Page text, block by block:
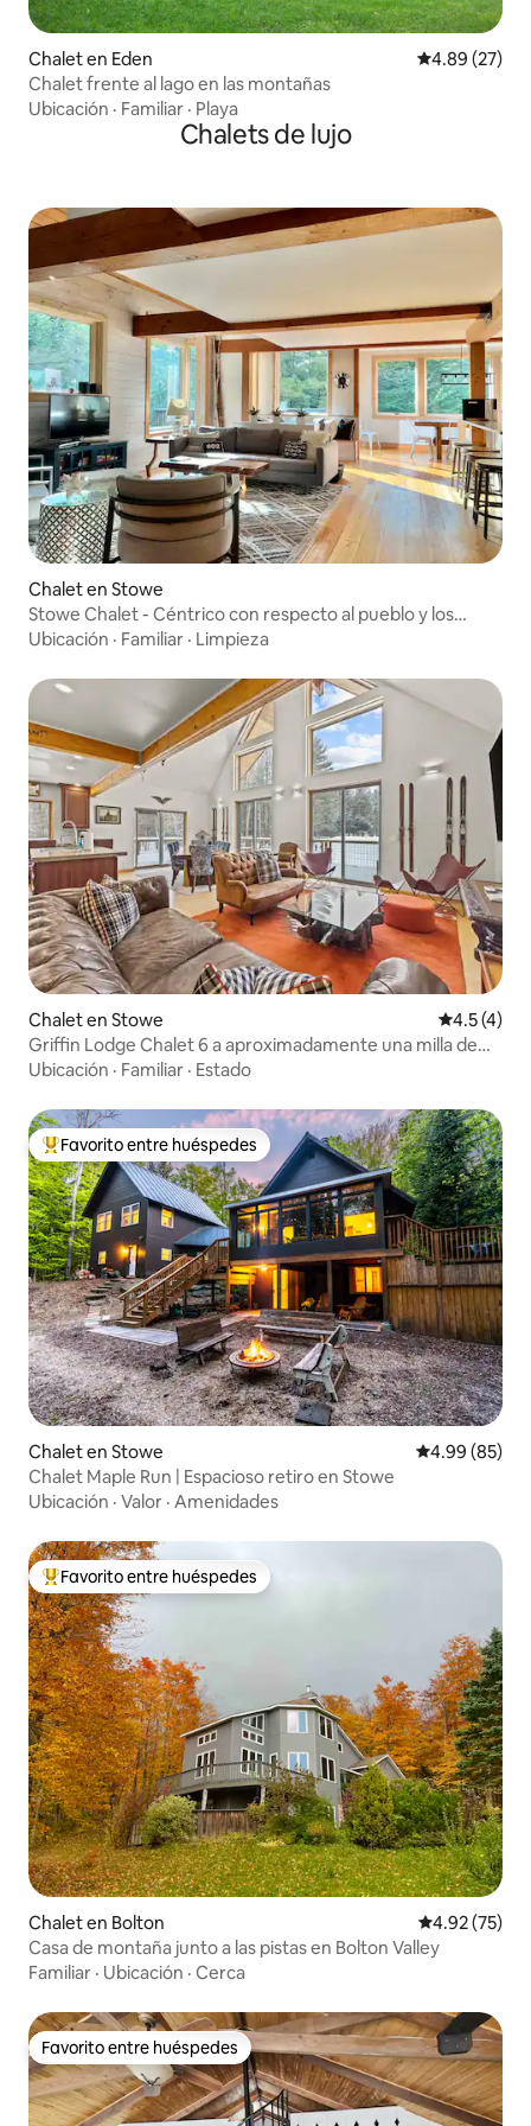
Chalet en Eden Calificación
4.89 (27)
Chalet frente al lago en las montañas
Ubicación · Familiar · Playa
Chalets de lujo
Chalet en Stowe
Stowe Chalet - Céntrico con respecto al pueblo y los
senderos
Ubicación · Familiar · Limpieza
Chalet en Stowe
4.5 (4)
Griffin Lodge Chalet 6 a aproximadamente una milla de
Stowe Res
Ubicación · Familiar · Estado
De los mejores en Favorito entre huéspedes
Favorito entre huéspedes
Chalet en Stowe Calificación
4.99 (85)
Chalet Maple Run | Espacioso retiro en Stowe
Ubicación · Valor · Amenidades
De los mejores en Favorito entre huéspedes
Favorito entre huéspedes
Chalet en Bolton Calificación
4.92 (75)
Casa de montaña junto a las pistas en Bolton Valley
Familiar · Ubicación · Cerca
Favorito entre huéspedes
Favorito entre huéspedes